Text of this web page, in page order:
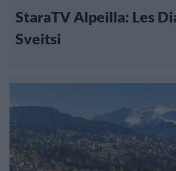
StaraTV Alpeilla: Les
Sveitsi